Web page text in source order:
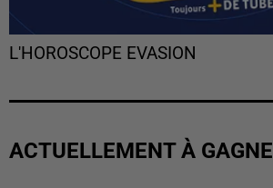
L'HOROSCOPE EVASION
ACTUELLEMENT À